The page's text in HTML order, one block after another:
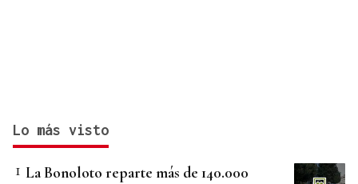
Lo más visto
La Bonoloto reparte más de 140.000